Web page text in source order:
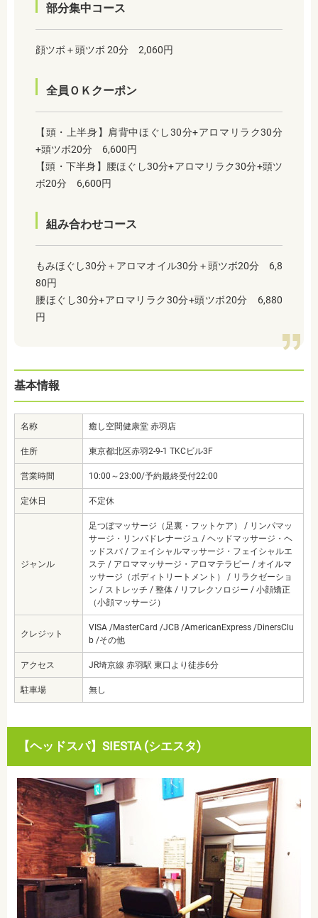
部分集中コース
顔ツボ＋頭ツボ 20分 2,060円
全員ＯＫクーポン
【頭・上半身】肩背中ほぐし30分+アロマリラク30分
+頭ツボ20分 6,600円
【頭・下半身】腰ほぐし30分+アロマリラク30分+頭ツ
ボ20分 6,600円
組み合わせコース
もみほぐし30分＋アロマオイル30分＋頭ツボ20分 6,8
80円
腰ほぐし30分+アロマリラク30分+頭ツボ20分 6,880
円
基本情報
名称 癒し空間健康堂 赤羽店
住所 東京都北区赤羽2-9-1 TKCビル3F
営業時間 10:00～23:00/予約最終受付22:00
定休日 不定休
ジャンル
足つぼマッサージ（足裏・フットケア） / リンパマッ
サージ・リンパドレナージュ / ヘッドマッサージ・ヘ
ッドスパ / フェイシャルマッサージ・フェイシャルエ
ステ / アロママッサージ・アロマテラピー / オイルマ
ッサージ（ボディトリートメント） / リラクゼーショ
ン / ストレッチ / 整体 / リフレクソロジー / 小顔矯正
（小顔マッサージ）
クレジット
VISA /MasterCard /JCB /AmericanExpress /DinersClu
b /その他
アクセス JR埼京線 赤羽駅 東口より徒歩6分
駐車場 無し
【ヘッドスパ】SIESTA (シエスタ)